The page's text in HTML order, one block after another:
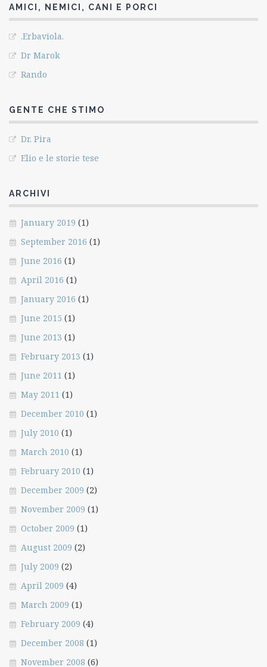
AMICI, NEMICI, CANI E PORCI
.Erbaviola.
Dr Marok
Rando
GENTE CHE STIMO
Dr. Pira
Elio e le storie tese
ARCHIVI
January 2019 (1)
September 2016 (1)
June 2016 (1)
April 2016 (1)
January 2016 (1)
June 2015 (1)
June 2013 (1)
February 2013 (1)
June 2011 (1)
May 2011 (1)
December 2010 (1)
July 2010 (1)
March 2010 (1)
February 2010 (1)
December 2009 (2)
November 2009 (1)
October 2009 (1)
August 2009 (2)
July 2009 (2)
April 2009 (4)
March 2009 (1)
February 2009 (4)
December 2008 (1)
November 2008 (6)